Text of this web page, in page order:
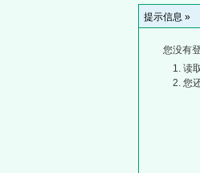
提示信息 »
您没有
读
您